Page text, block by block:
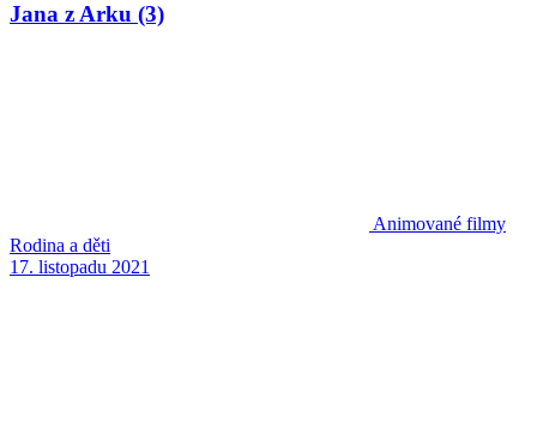
Jana z Arku (3)
Animované filmy
Rodina a děti
17. listopadu 2021